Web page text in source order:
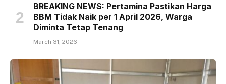
BREAKING NEWS: Pertamina Pastikan Harga
BBM Tidak Naik per 1 April 2026, Warga
Diminta Tetap Tenang
March 31, 2026